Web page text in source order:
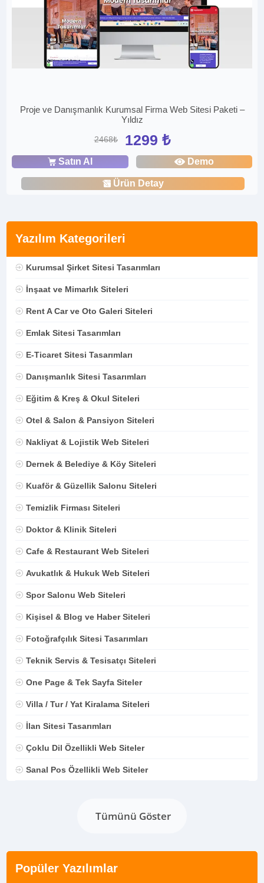
Yazılım Kategorileri
Kurumsal Şirket Sitesi Tasarımları
İnşaat ve Mimarlık Siteleri
Rent A Car ve Oto Galeri Siteleri
Emlak Sitesi Tasarımları
E-Ticaret Sitesi Tasarımları
Danışmanlık Sitesi Tasarımları
Eğitim & Kreş & Okul Siteleri
Otel & Salon & Pansiyon Siteleri
Nakliyat & Lojistik Web Siteleri
Dernek & Belediye & Köy Siteleri
Kuaför & Güzellik Salonu Siteleri
Temizlik Firması Siteleri
Doktor & Klinik Siteleri
Cafe & Restaurant Web Siteleri
Avukatlık & Hukuk Web Siteleri
Spor Salonu Web Siteleri
Kişisel & Blog ve Haber Siteleri
Fotoğrafçılık Sitesi Tasarımları
Teknik Servis & Tesisatçı Siteleri
One Page & Tek Sayfa Siteler
Villa / Tur / Yat Kiralama Siteleri
İlan Sitesi Tasarımları
Çoklu Dil Özellikli Web Siteler
Sanal Pos Özellikli Web Siteler
Tümünü Göster
Popüler Yazılımlar
Proje ve Danışmanlık Kurumsal Firma Web Sitesi Paketi –
Yıldız
2468₺ 1299 ₺
Satın Al Demo
Ürün Detay